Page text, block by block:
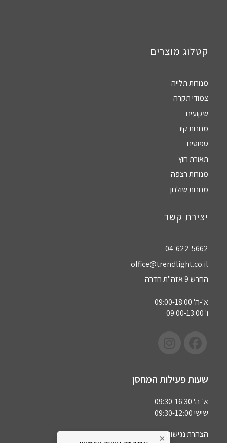
קטלוג מוצרים
מנורות תלייה
צמודי תקרה
שקועים
מנורות קיר
ספוטים
תאורת חוץ
מנורות רצפה
מנורות שולחן
יצירת קשר
04-622-5662‏
office@trendlight.co.il
החרש 9 אזה"ת חדרה
א'-ה' 09:00-18:00
ו' 09:00-13:00
שעות פעילות המחסן
א'-ה' 09:30-16:30
שישי 09:30-12:00
הצהרת נגישות×